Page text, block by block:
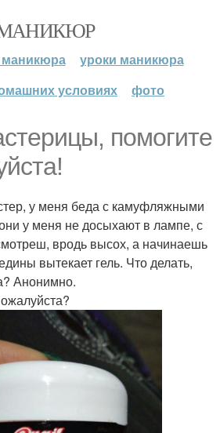
уроки маникюра
условиях
фото
помогите
у меня беда с камуфляжными
у меня не досыхают в лампе, с
вродь высох, а начинаешь
вытекает гель. Что делать,
Анонимно.